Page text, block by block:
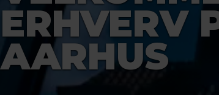
ERHVERV
AARHUS